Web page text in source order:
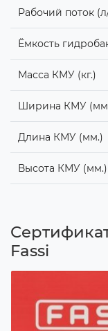
Рабочий поток
Ёмкость
Масса КМУ (кг.)
Ширина КМУ
Длина КМУ (мм.)
Высота КМУ (мм.)
Fassi